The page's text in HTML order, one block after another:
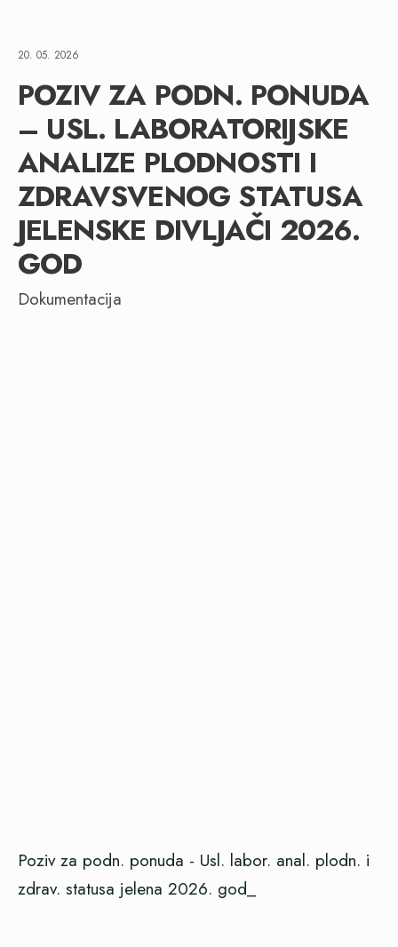
20. 05. 2026
POZIV ZA PODN. PONUDA
– USL. LABORATORIJSKE
ANALIZE PLODNOSTI I
ZDRAVSVENOG STATUSA
JELENSKE DIVLJAČI 2026.
GOD
Dokumentacija
Poziv za podn. ponuda - Usl. labor. anal. plodn. i
zdrav. statusa jelena 2026. god_